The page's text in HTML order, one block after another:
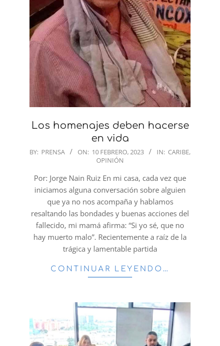
Los homenajes deben hacerse
en vida
2023-
10
BY: PRENSA ON: 10 FEBRERO, 2023 IN: CARIBE,
OPINIÓN
Por: Jorge Nain Ruiz En mi casa, cada vez que
iniciamos alguna conversación sobre alguien
que ya no nos acompaña y hablamos
resaltando las bondades y buenas acciones del
fallecido, mi mamá afirma: “Si yo sé, que no
hay muerto malo”. Recientemente a raíz de la
trágica y lamentable partida
CONTINUAR LEYENDO…